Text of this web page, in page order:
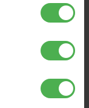
429 kr